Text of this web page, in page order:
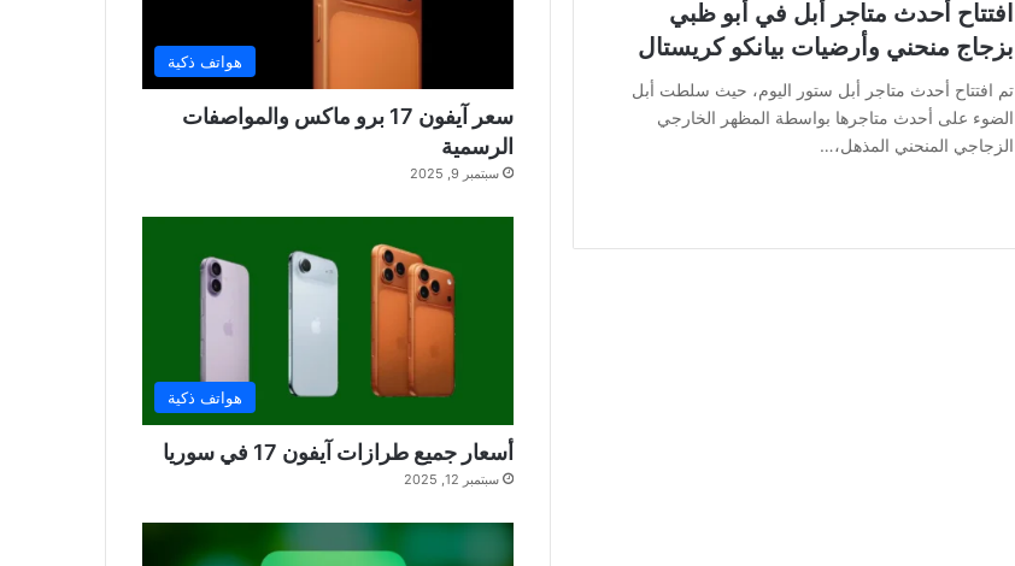
افتتاح أحدث متاجر أبل في أبو ظبي
بزجاج منحني وأرضيات بيانكو كريستال
تم افتتاح أحدث متاجر أبل ستور اليوم، حيث سلطت أبل
الضوء على أحدث متاجرها بواسطة المظهر الخارجي
الزجاجي المنحني المذهل،…
هواتف ذكية
سعر آيفون 17 برو ماكس والمواصفات
الرسمية
سبتمبر 9, 2025
هواتف ذكية
أسعار جميع طرازات آيفون 17 في سوريا
سبتمبر 12, 2025